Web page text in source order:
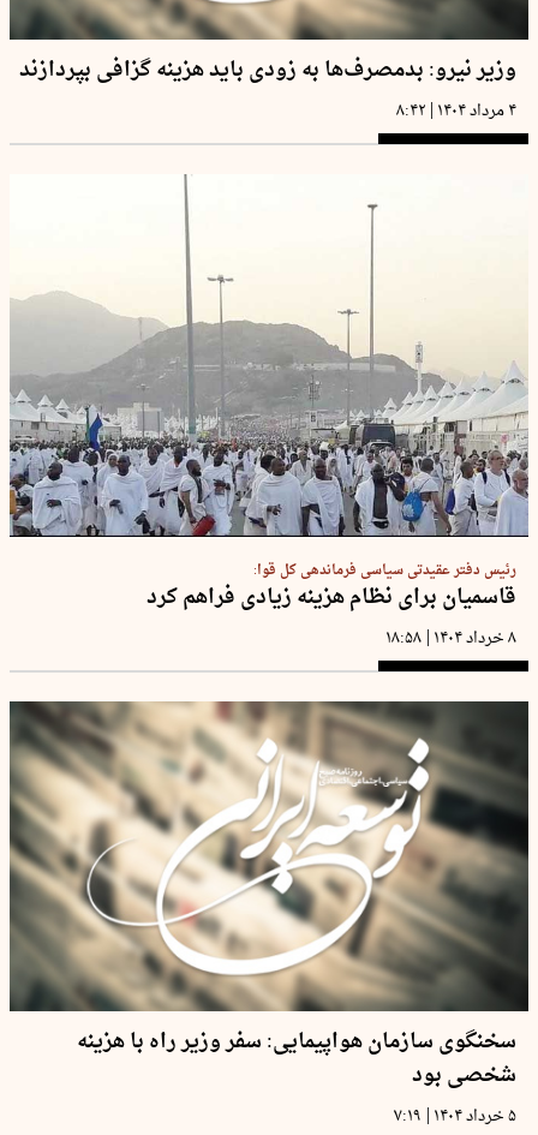
وزیر نیرو: بدمصرف‌ها به زودی باید هزینه گزافی بپردازند
۴ مرداد ۱۴۰۴ | ۸:۴۲
رئیس دفتر عقیدتی سیاسی فرماندهی کل قوا:
قاسمیان برای نظام هزینه زیادی فراهم کرد
۸ خرداد ۱۴۰۴ | ۱۸:۵۸
سخنگوی سازمان هواپیمایی: سفر وزیر راه با هزینه
شخصی بود
۵ خرداد ۱۴۰۴ | ۷:۱۹